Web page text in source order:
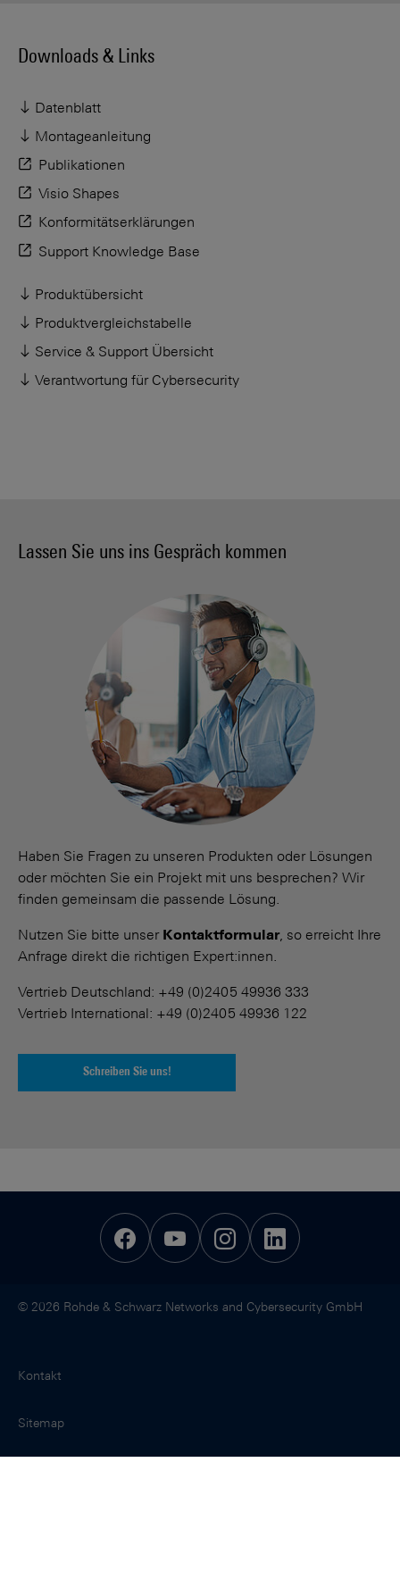
Downloads & Links
Datenblatt
Montageanleitung
Publikationen
Visio Shapes
Konformitätserklärungen
Support Knowledge Base
Produktübersicht
Produktvergleichstabelle
Service & Support Übersicht
Verantwortung für Cybersecurity
Lassen Sie uns ins Gespräch kommen
Haben Sie Fragen zu unseren Produkten oder Lösungen
oder möchten Sie ein Projekt mit uns besprechen? Wir
finden gemeinsam die passende Lösung.
Nutzen Sie bitte unser Kontaktformular, so erreicht Ihre
Anfrage direkt die richtigen Expert:innen.
Vertrieb Deutschland: +49 (0)2405 49936 333
Vertrieb International: +49 (0)2405 49936 122
Schreiben Sie uns!
© 2026 Rohde & Schwarz Networks and Cybersecurity GmbH
Kontakt
Sitemap